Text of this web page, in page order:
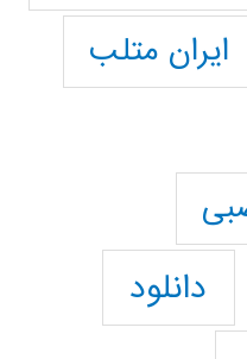
ایران متلب
دانلود